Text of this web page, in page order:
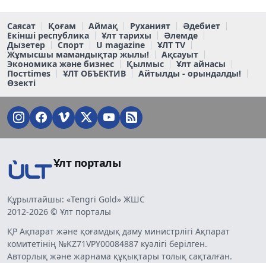
Саясат Қоғам Аймақ Руханият
Әдебиет
Екінші республика
Ұлт тарихы
Әлемде
Дызетер
Спорт U magazine
ҰЛТ TV
Жұмысшы мамандықтар жылы!
Ақсауыт
Экономика және бизнес
Қылмыс
Ұлт айнасы
Постtimes
ҰЛТ ОБЪЕКТИВ
Айтылды - орындалды!
Өзекті
Ұлт порталы
Құрылтайшы: «Tengri Gold» ЖШС
2012-2026 © Ұлт порталы
ҚР Ақпарат және қоғамдық даму министрлігі Ақпарат
комитетінің №KZ71VPY00084887 куәлігі берілген.
Авторлық және жарнама құқықтары толық сақталған.